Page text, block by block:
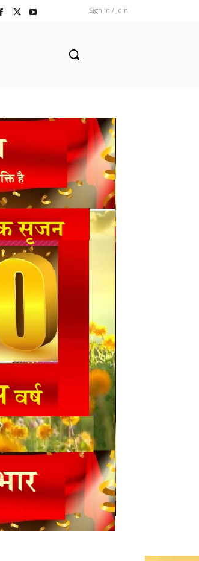
Sign in / Join